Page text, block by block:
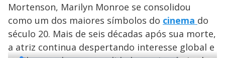
Mortenson, Marilyn Monroe se consolidou
como um dos maiores símbolos do cinema do
século 20. Mais de seis décadas após sua morte,
a atriz continua despertando interesse global e